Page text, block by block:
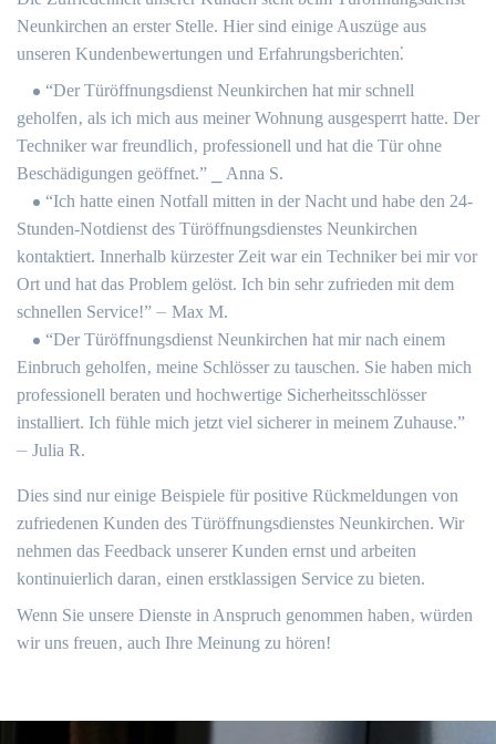
Neunkirchen an erster Stelle.​ Hier sind einige Auszüge aus
unseren Kundenbewertungen und Erfahrungsberichten⁚
“Der Türöffnungsdienst Neunkirchen hat mir schnell
geholfen‚ als ich mich aus meiner Wohnung ausgesperrt hatte. Der
Techniker war freundlich‚ professionell und hat die Tür ohne
Beschädigungen geöffnet.” ⎯ Anna S.
“Ich hatte einen Notfall mitten in der Nacht und habe den 24-
Stunden-Notdienst des Türöffnungsdienstes Neunkirchen
kontaktiert.​ Innerhalb kürzester Zeit war ein Techniker bei mir vor
Ort und hat das Problem gelöst. Ich bin sehr zufrieden mit dem
schnellen Service!​” ⏤ Max M.
“Der Türöffnungsdienst Neunkirchen hat mir nach einem
Einbruch geholfen‚ meine Schlösser zu tauschen.​ Sie haben mich
professionell beraten und hochwertige Sicherheitsschlösser
installiert.​ Ich fühle mich jetzt viel sicherer in meinem Zuhause.”
⏤ Julia R.​
Dies sind nur einige Beispiele für positive Rückmeldungen von
zufriedenen Kunden des Türöffnungsdienstes Neunkirchen. Wir
nehmen das Feedback unserer Kunden ernst und arbeiten
kontinuierlich daran‚ einen erstklassigen Service zu bieten.​
Wenn Sie unsere Dienste in Anspruch genommen haben‚ würden
wir uns freuen‚ auch Ihre Meinung zu hören!​